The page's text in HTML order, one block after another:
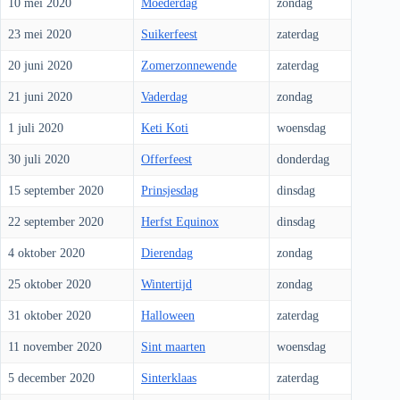
10 mei 2020 Moederdag zondag
23 mei 2020 Suikerfeest zaterdag
20 juni 2020 Zomerzonnewende zaterdag
21 juni 2020 Vaderdag zondag
1 juli 2020 Keti Koti woensdag
30 juli 2020 Offerfeest donderdag
15 september 2020 Prinsjesdag dinsdag
22 september 2020 Herfst Equinox dinsdag
4 oktober 2020 Dierendag zondag
25 oktober 2020 Wintertijd zondag
31 oktober 2020 Halloween zaterdag
11 november 2020 Sint maarten woensdag
5 december 2020 Sinterklaas zaterdag